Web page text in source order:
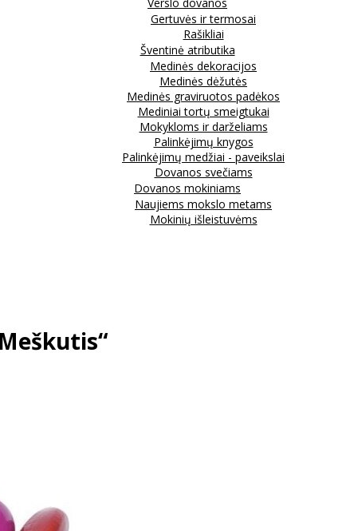
Gertuvės ir termosai
Rašikliai
Šventinė atributika
Medinės dekoracijos
Medinės dėžutės
Medinės graviruotos padėkos
Mediniai tortų smeigtukai
Mokykloms ir darželiams
Palinkėjimų knygos
Palinkėjimų medžiai - paveikslai
Dovanos svečiams
Dovanos mokiniams
Naujiems mokslo metams
Mokinių išleistuvėms